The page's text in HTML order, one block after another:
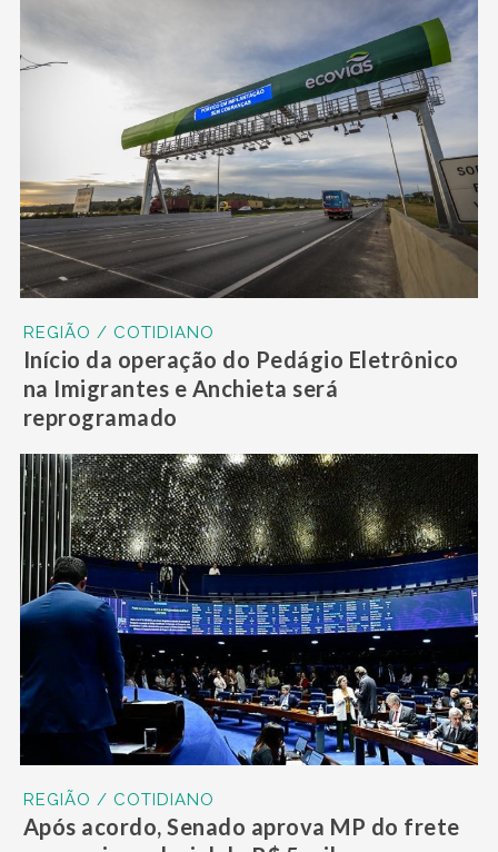
REGIÃO / COTIDIANO
Início da operação do Pedágio Eletrônico
na Imigrantes e Anchieta será
reprogramado
REGIÃO / COTIDIANO
Após acordo, Senado aprova MP do frete